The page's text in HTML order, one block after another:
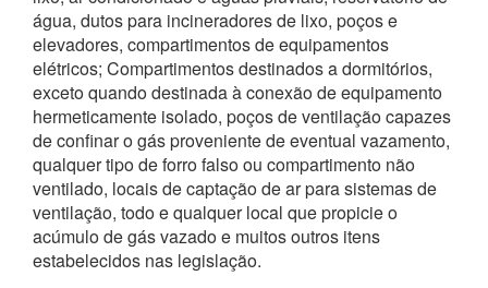
água, dutos para incineradores de lixo, poços e
elevadores, compartimentos de equipamentos
elétricos; Compartimentos destinados a dormitórios,
exceto quando destinada à conexão de equipamento
hermeticamente isolado, poços de ventilação capazes
de confinar o gás proveniente de eventual vazamento,
qualquer tipo de forro falso ou compartimento não
ventilado, locais de captação de ar para sistemas de
ventilação, todo e qualquer local que propicie o
acúmulo de gás vazado e muitos outros itens
estabelecidos nas legislação.